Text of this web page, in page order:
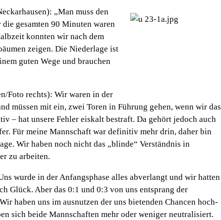
„Man mussden
gesamten 90 Minuten waren
konnten wir nach dem
zeigen. Die Niederlage ist
guten Wege und brauchen
Foto rechts): Wir waren in der
müssen mit ein, zwei Toren in Führung gehen, wenn wir das
– hat unsere Fehler eiskalt bestraft. Da gehört jedoch auch
Für meine Mannschaft war definitiv mehr drin, daher bin
Wir haben noch nicht das „blinde“ Verständnis in
zu arbeiten.
wurde in der Anfangsphase alles abverlangt und wir hatten
Glück. Aber das 0:1 und 0:3 von uns entsprang der
haben uns im ausnutzen der uns bietenden Chancen hoch-
sich beide Mannschaften mehr oder weniger neutralisiert.